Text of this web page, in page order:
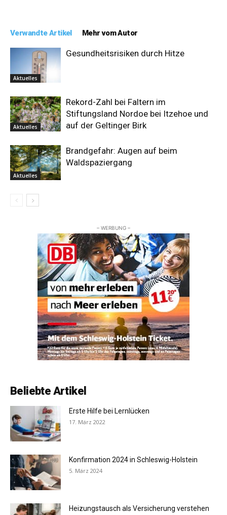
Verwandte Artikel Mehr vom Autor
Aktuelles
Gesundheitsrisiken durch Hitze
Aktuelles
Rekord-Zahl bei Faltern im
Stiftungsland Nordoe bei Itzehoe und
auf der Geltinger Birk
Aktuelles
Brandgefahr: Augen auf beim
Waldspaziergang
– WERBUNG –
Beliebte Artikel
Erste Hilfe bei Lernlücken
17. März 2022
Konfirmation 2024 in Schleswig-Holstein
5. März 2024
Heizungstausch als Versicherung verstehen